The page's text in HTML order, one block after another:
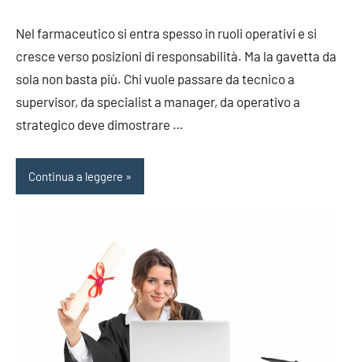
Nel farmaceutico si entra spesso in ruoli operativi e si
cresce verso posizioni di responsabilità. Ma la gavetta da
sola non basta più. Chi vuole passare da tecnico a
supervisor, da specialist a manager, da operativo a
strategico deve dimostrare …
Continua a leggere